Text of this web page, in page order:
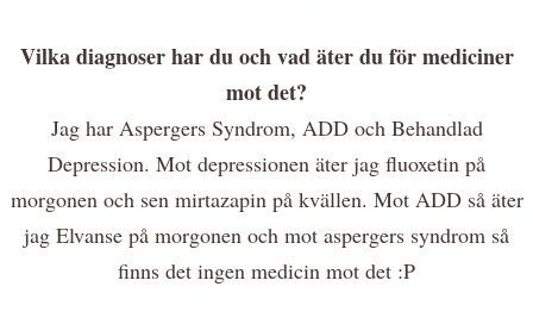
Vilka diagnoser har du och vad äter du för mediciner
mot det?
Jag har Aspergers Syndrom, ADD och Behandlad
Depression. Mot depressionen äter jag fluoxetin på
morgonen och sen mirtazapin på kvällen. Mot ADD så äter
jag Elvanse på morgonen och mot aspergers syndrom så
finns det ingen medicin mot det :P